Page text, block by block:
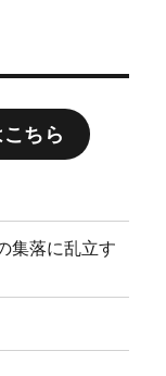
ちら
集落に乱立す